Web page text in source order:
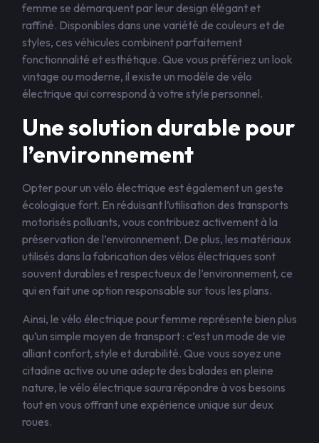
femme se démarquent par leur design élégant et
raffiné. Disponibles dans une variété de couleurs et de
styles, ces véhicules combinent parfaitement
fonctionnalité et esthétique. Que vous préfériez un look
vintage ou moderne, il existe un modèle de vélo
électrique qui correspond à votre style personnel.
Une solution durable pour
l’environnement
Opter pour un vélo électrique est également un geste
écologique fort. En réduisant l’utilisation des transports
motorisés polluants, vous contribuez activement à la
préservation de l’environnement. De plus, les matériaux
utilisés dans la fabrication des vélos électriques sont
souvent durables et respectueux de l’environnement, ce
qui en fait une option responsable sur tous les plans.
Ainsi, le vélo électrique pour femme représente bien plus
qu’un simple moyen de transport : c’est un mode de vie
alliant confort, style et durabilité. Que vous soyez une
citadine active ou une adepte des balades en pleine
nature, le vélo électrique saura répondre à vos besoins
tout en vous offrant une expérience unique sur deux
roues.